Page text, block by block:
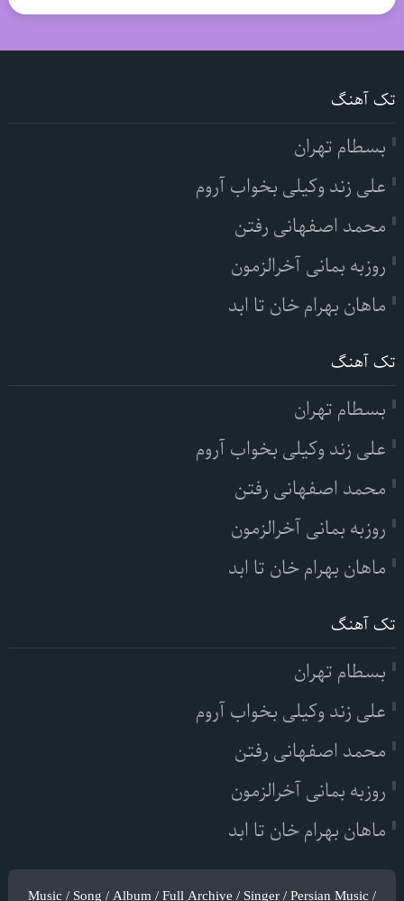
تک آهنگ
بسطام تهران
علی زند وکیلی بخواب آروم
محمد اصفهانی رفتن
روزبه بمانی آخرالزمون
ماهان بهرام خان تا ابد
تک آهنگ
بسطام تهران
علی زند وکیلی بخواب آروم
محمد اصفهانی رفتن
روزبه بمانی آخرالزمون
ماهان بهرام خان تا ابد
تک آهنگ
بسطام تهران
علی زند وکیلی بخواب آروم
محمد اصفهانی رفتن
روزبه بمانی آخرالزمون
ماهان بهرام خان تا ابد